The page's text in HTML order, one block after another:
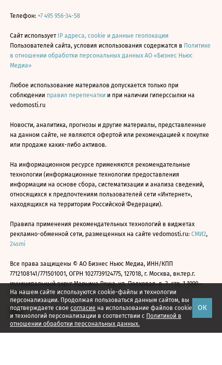
На нашем сайте используются cookie-файлы и технологии
персонализации. Продолжая пользоваться данным сайтом, вы
подтверждаете свое согласие на использование файлов cookie
и технологий персонализации в соответствии с Политикой в
отношении обработки персональных данных.
ОК
Телефон: +7 495 956-34-58
Сайт использует IP адреса, cookie и данные геолокации
Пользователей сайта, условия использования содержатся в Политике
в отношении обработки персональных данных АО «Бизнес Ньюс
Медиа»
Любое использование материалов допускается только при
соблюдении правил перепечатки и при наличии гиперссылки на
vedomosti.ru
Новости, аналитика, прогнозы и другие материалы, представленные
на данном сайте, не являются офертой или рекомендацией к покупке
или продаже каких-либо активов.
На информационном ресурсе применяются рекомендательные
технологии (информационные технологии предоставления
информации на основе сбора, систематизации и анализа сведений,
относящихся к предпочтениям пользователей сети «Интернет»,
находящихся на территории Российской Федерации).
Правила применения рекомендательных технологий в виджетах
рекламно-обменной сети, размещенных на сайте vedomosti.ru: СМИ2,
24smi
Все права защищены © АО Бизнес Ньюс Медиа, ИНН/КПП
7712108141/771501001, ОГРН 1027739124775, 127018, г. Москва, вн.тер.г.
муниципальный округ Марьина Роща, ул. Полковая, д. 3, стр. 1 1999—
2026